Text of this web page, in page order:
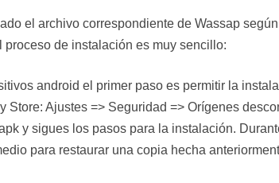
el archivo correspondiente de Wassap
proceso de instalación es muy sencillo:
android el primer paso es permitir la
Store: Ajustes => Seguridad => Orígenes
y sigues los pasos para la instalación.
para restaurar una copia hecha